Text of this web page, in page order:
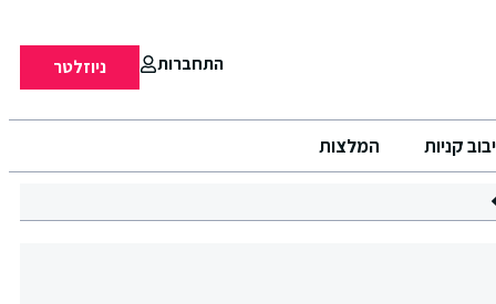
התחברות ניוזלטר
קניות המלצות